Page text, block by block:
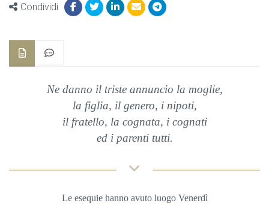
Condividi
Ne danno il triste annuncio la moglie,
la figlia, il genero, i nipoti,
il fratello, la cognata, i cognati
ed i parenti tutti.
Le esequie hanno avuto luogo Venerdì